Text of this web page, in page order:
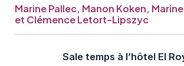
Marine Pallec, Manon Koken,
et Clémence Letort-Lipszyc
Sale temps à l’hôtel El